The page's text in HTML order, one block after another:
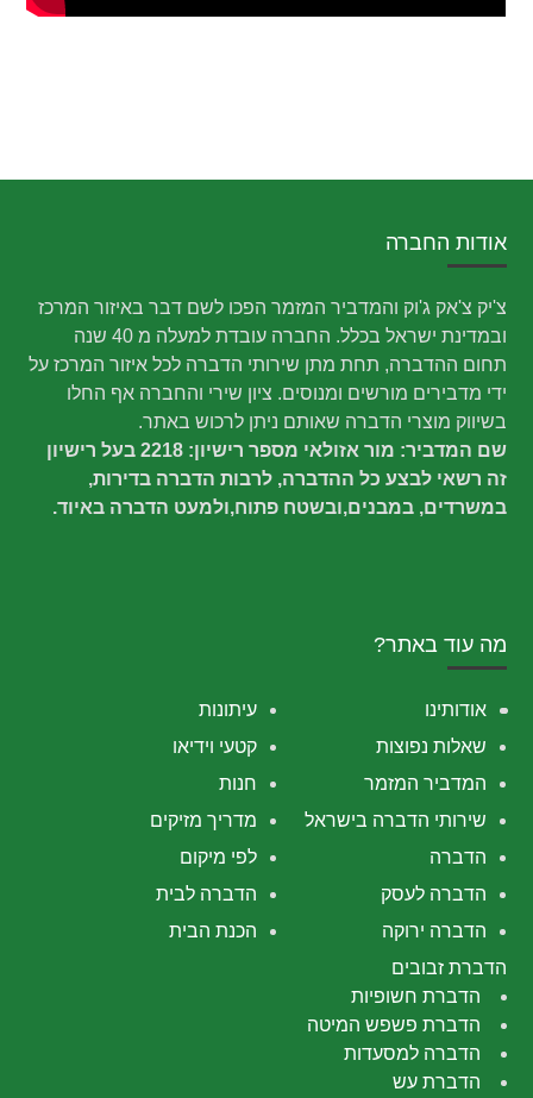
אודות החברה
צ'יק צ'אק ג'וק והמדביר המזמר הפכו לשם דבר באיזור המרכז
ובמדינת ישראל בכלל. החברה עובדת למעלה מ 40 שנה
תחום ההדברה, תחת מתן שירותי הדברה לכל איזור המרכז על
ידי מדבירים מורשים ומנוסים. ציון שירי והחברה אף החלו
בשיווק מוצרי הדברה שאותם ניתן לרכוש באתר.
שם המדביר: מור אזולאי מספר רישיון: 2218 בעל רישיון
זה רשאי לבצע כל ההדברה, לרבות הדברה בדירות,
במשרדים, במבנים,ובשטח פתוח,ולמעט הדברה באיוד.
מה עוד באתר?
עיתונות
אודותינו
קטעי וידיאו
שאלות נפוצות
חנות
המדביר המזמר
מדריך מזיקים
שירותי הדברה בישראל
לפי מיקום
הדברה
הדברה לבית
הדברה לעסק
הכנת הבית
הדברה ירוקה
הדברת זבובים
הדברת חשופיות
הדברת פשפש המיטה
הדברה למסעדות
הדברת עש